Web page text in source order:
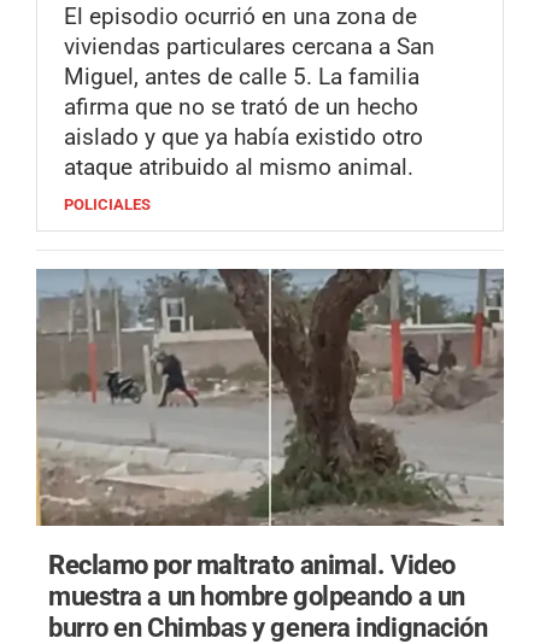
El episodio ocurrió en una zona de
viviendas particulares cercana a San
Miguel, antes de calle 5. La familia
afirma que no se trató de un hecho
aislado y que ya había existido otro
ataque atribuido al mismo animal.
POLICIALES
Reclamo por maltrato animal.Video
muestra a un hombre golpeando a un
burro en Chimbas y genera indignación